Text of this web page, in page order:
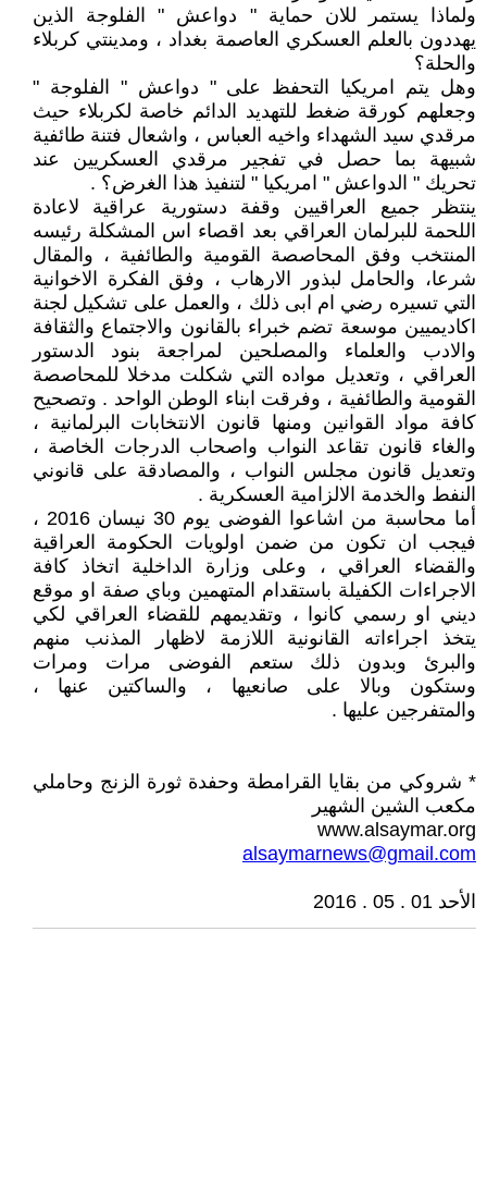
ولماذا يستمر للان حماية " دواعش " الفلوجة الذين
يهددون بالعلم العسكري العاصمة بغداد ، ومدينتي كربلاء
والحلة؟
وهل يتم امريكيا التحفظ على " دواعش " الفلوجة "
وجعلهم كورقة ضغط للتهديد الدائم خاصة لكربلاء حيث
مرقدي سيد الشهداء واخيه العباس ، واشعال فتنة طائفية
شبيهة بما حصل في تفجير مرقدي العسكريين عند
تحريك " الدواعش " امريكيا " لتنفيذ هذا الغرض؟ .
ينتظر جميع العراقيين وقفة دستورية عراقية لاعادة
اللحمة للبرلمان العراقي بعد اقصاء اس المشكلة رئيسه
المنتخب وفق المحاصصة القومية والطائفية ، والمقال
شرعا، والحامل لبذور الارهاب ، وفق الفكرة الاخوانية
التي تسيره رضي ام ابى ذلك ، والعمل على تشكيل لجنة
اكاديميين موسعة تضم خبراء بالقانون والاجتماع والثقافة
والادب والعلماء والمصلحين لمراجعة بنود الدستور
العراقي ، وتعديل مواده التي شكلت مدخلا للمحاصصة
القومية والطائفية ، وفرقت ابناء الوطن الواحد . وتصحيح
كافة مواد القوانين ومنها قانون الانتخابات البرلمانية ،
والغاء قانون تقاعد النواب واصحاب الدرجات الخاصة ،
وتعديل قانون مجلس النواب ، والمصادقة على قانوني
النفط والخدمة الالزامية العسكرية .
أما محاسبة من اشاعوا الفوضى يوم 30 نيسان 2016 ،
فيجب ان تكون من ضمن اولويات الحكومة العراقية
والقضاء العراقي ، وعلى وزارة الداخلية اتخاذ كافة
الاجراءات الكفيلة باستقدام المتهمين وباي صفة او موقع
ديني او رسمي كانوا ، وتقديمهم للقضاء العراقي لكي
يتخذ اجراءاته القانونية اللازمة لاظهار المذنب منهم
والبرئ وبدون ذلك ستعم الفوضى مرات ومرات
وستكون وبالا على صانعيها ، والساكتين عنها ،
والمتفرجين عليها .
* شروكي من بقايا القرامطة وحفدة ثورة الزنج وحاملي
مكعب الشين الشهير
www.alsaymar.org
alsaymarnews@gmail.com
الأحد 01 . 05 . 2016